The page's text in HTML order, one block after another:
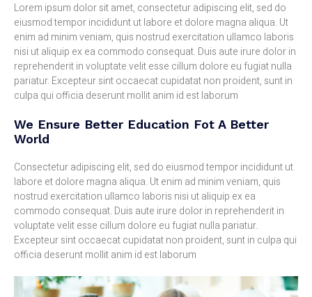
Lorem ipsum dolor sit amet, consectetur adipiscing elit, sed do
eiusmod tempor incididunt ut labore et dolore magna aliqua. Ut
enim ad minim veniam, quis nostrud exercitation ullamco laboris
nisi ut aliquip ex ea commodo consequat. Duis aute irure dolor in
reprehenderit in voluptate velit esse cillum dolore eu fugiat nulla
pariatur. Excepteur sint occaecat cupidatat non proident, sunt in
culpa qui officia deserunt mollit anim id est laborum
We Ensure Better Education Fot A Better
World
Consectetur adipiscing elit, sed do eiusmod tempor incididunt ut
labore et dolore magna aliqua. Ut enim ad minim veniam, quis
nostrud exercitation ullamco laboris nisi ut aliquip ex ea
commodo consequat. Duis aute irure dolor in reprehenderit in
voluptate velit esse cillum dolore eu fugiat nulla pariatur.
Excepteur sint occaecat cupidatat non proident, sunt in culpa qui
officia deserunt mollit anim id est laborum